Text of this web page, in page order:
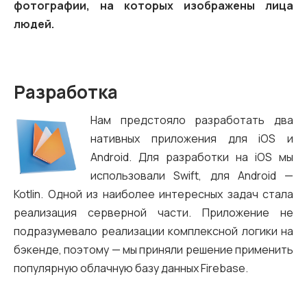
фотографии, на которых изображены лица
людей.
Разработка
Нам предстояло разработать два
нативных приложения для iOS и
Android. Для разработки на iOS мы
использовали Swift, для Android —
Kotlin. Одной из наиболее интересных задач стала
реализация серверной части. Приложение не
подразумевало реализации комплексной логики на
бэкенде, поэтому — мы приняли решение применить
популярную облачную базу данных Firebase.